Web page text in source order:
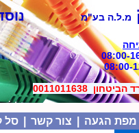
מ.ל.ה בע"מ נוסד
0011011638
מפת הגעה צור קשר סל